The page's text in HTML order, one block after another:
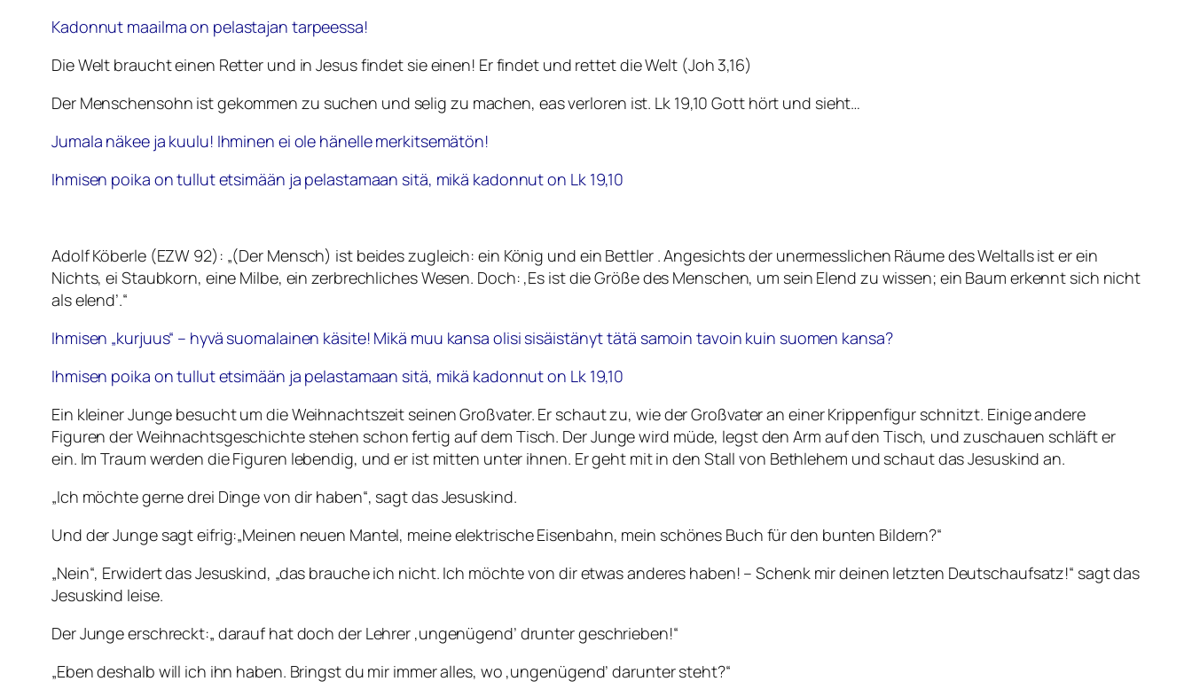
Kadonnut maailma on pelastajan tarpeessa!
Die Welt braucht einen Retter und in Jesus findet sie einen! Er findet und rettet die Welt (Joh 3,16)
Der Menschensohn ist gekommen zu suchen und selig zu machen, eas verloren ist. Lk 19,10 Gott hört und sieht…
Jumala näkee ja kuulu! Ihminen ei ole hänelle merkitsemätön!
Ihmisen poika on tullut etsimään ja pelastamaan sitä, mikä kadonnut on Lk 19,10
Adolf Köberle (EZW 92): „(Der Mensch) ist beides zugleich: ein König und ein Bettler . Angesichts der unermesslichen Räume des Weltalls ist er ein
Nichts, ei Staubkorn, eine Milbe, ein zerbrechliches Wesen. Doch: ‚Es ist die Größe des Menschen, um sein Elend zu wissen; ein Baum erkennt sich nicht
als elend’.“
Ihmisen „kurjuus“ – hyvä suomalainen käsite! Mikä muu kansa olisi sisäistänyt tätä samoin tavoin kuin suomen kansa?
Ihmisen poika on tullut etsimään ja pelastamaan sitä, mikä kadonnut on Lk 19,10
Ein kleiner Junge besucht um die Weihnachtszeit seinen Großvater. Er schaut zu, wie der Großvater an einer Krippenfigur schnitzt. Einige andere
Figuren der Weihnachtsgeschichte stehen schon fertig auf dem Tisch. Der Junge wird müde, legst den Arm auf den Tisch, und zuschauen schläft er
ein. Im Traum werden die Figuren lebendig, und er ist mitten unter ihnen. Er geht mit in den Stall von Bethlehem und schaut das Jesuskind an.
„Ich möchte gerne drei Dinge von dir haben“, sagt das Jesuskind.
Und der Junge sagt eifrig:„Meinen neuen Mantel, meine elektrische Eisenbahn, mein schönes Buch für den bunten Bildern?“
„Nein“, Erwidert das Jesuskind, „das brauche ich nicht. Ich möchte von dir etwas anderes haben! – Schenk mir deinen letzten Deutschaufsatz!“ sagt das
Jesuskind leise.
Der Junge erschreckt:„ darauf hat doch der Lehrer ‚ungenügend’ drunter geschrieben!“
„Eben deshalb will ich ihn haben. Bringst du mir immer alles, wo ‚ungenügend’ darunter steht?“